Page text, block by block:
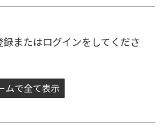
またはログインをしてくださ
ムで全て表示